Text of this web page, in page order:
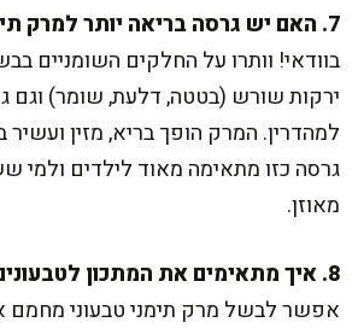
7. האם יש גרסה בריאה יותר למרק תימני?
בוודאי! וותרו על החלקים השומניים
ירקות שורש (בטטה, דלעת, שומר) וגם
למהדרין. המרק הופך בריא, מזין ועשיר
גרסה כזו מתאימה מאוד לילדים ולמי
מאוזן.
8. איך מתאימים את המתכון לטבעונים?
אפשר לבשל מרק תימני טבעוני